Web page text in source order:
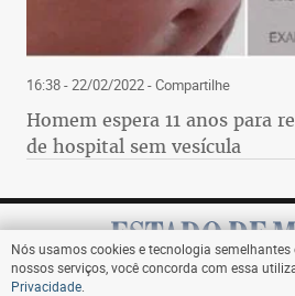
16:38 - 22/02/2022- Compartilhe
Homem espera 11 anos para
de hospital sem vesícula
Nós usamos cookies e tecnologia
nossos serviços, você concorda com essa
Privacidade